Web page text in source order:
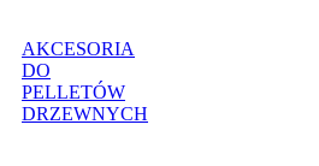
AKCESORIA
DO
PELLETÓW
DRZEWNYCH